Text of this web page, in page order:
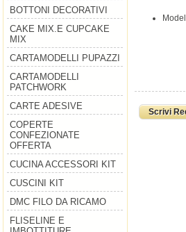
BOTTONI DECORATIVI
CAKE MIX.E CUPCAKE
MIX
CARTAMODELLI PUPAZZI
CARTAMODELLI
PATCHWORK
CARTE ADESIVE
COPERTE
CONFEZIONATE
OFFERTA
CUCINA ACCESSORI KIT
CUSCINI KIT
DMC FILO DA RICAMO
FLISELINE E
Scrivi